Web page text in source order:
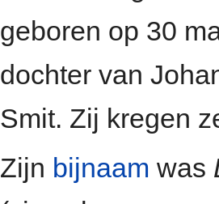
geboren op 30
dochter van
Smit. Zij kregen
Zijn bijnaam was